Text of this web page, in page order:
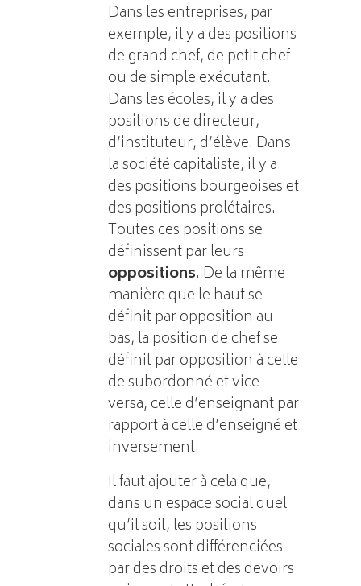
Dans les entreprises, par
exemple, il y a des positions
de grand chef, de petit chef
ou de simple exécutant.
Dans les écoles, il y a des
positions de directeur,
d’instituteur, d’élève. Dans
la société capitaliste, il y a
des positions bourgeoises et
des positions prolétaires.
Toutes ces positions se
définissent par leurs
oppositions. De la même
manière que le haut se
définit par opposition au
bas, la position de chef se
définit par opposition à celle
de subordonné et vice-
versa, celle d’enseignant par
rapport à celle d’enseigné et
inversement.
Il faut ajouter à cela que,
dans un espace social quel
qu’il soit, les positions
sociales sont différenciées
par des droits et des devoirs